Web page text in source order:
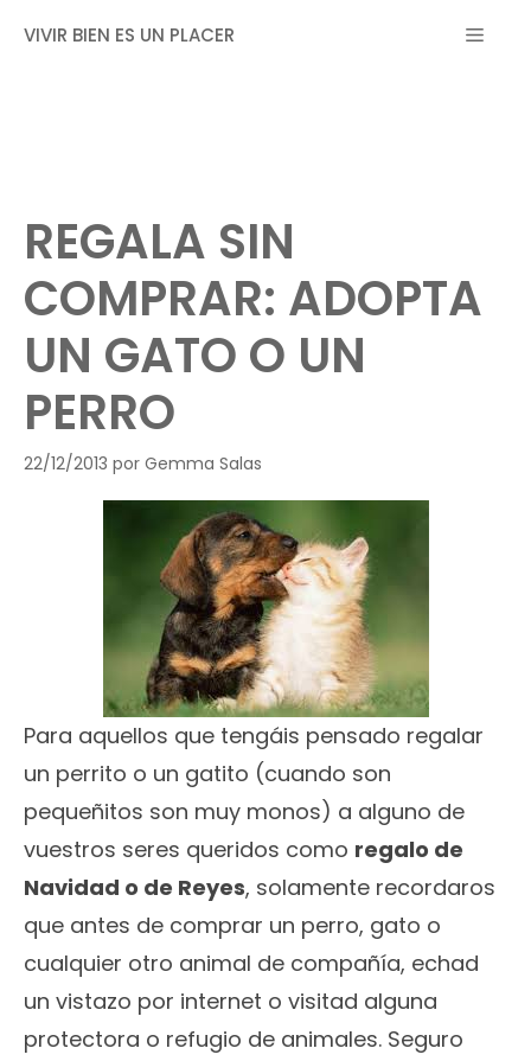
VIVIR BIEN ES UN PLACER MENÚ
REGALA SIN
COMPRAR: ADOPTA
UN GATO O UN
PERRO
22/12/2013 por Gemma Salas
Para aquellos que tengáis pensado regalar
un perrito o un gatito (cuando son
pequeñitos son muy monos) a alguno de
vuestros seres queridos como regalo de
Navidad o de Reyes, solamente recordaros
que antes de comprar un perro, gato o
cualquier otro animal de compañía, echad
un vistazo por internet o visitad alguna
protectora o refugio de animales. Seguro